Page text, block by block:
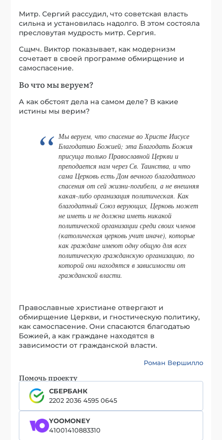
Митр. Сергий рассудил, что советская власть
сильна и установилась надолго. В этом состояла
пресловутая мудрость митр. Сергия.
Сщмч. Виктор показывает, как модернизм
сочетает в своей программе обмирщение и
самоспасение.
Во что мы веруем?
А как обстоят дела на самом деле? В какие
истины мы верим?
Мы веруем, что спасение во Христе Иисусе
Благодатию Божией; эта Благодать Божия
присуща только Православной Церкви и
преподается нам через Св. Таинства, и что
сама Церковь есть Дом вечного благодатного
спасения от сей жизни-погибели, а не внешняя
какая-либо организация политическая. Как
благодатный Союз верующих, Церковь может
не иметь и не должна иметь никакой
политической организации среди своих членов
(католическая церковь учит иначе), которые
как граждане имеют одну общую для всех
политическую гражданскую организацию, по
которой они находятся в зависимости от
гражданской власти.
Православные христиане отвергают и
обмирщение Церкви, и гностическую политику,
как самоспасение. Они спасаются благодатью
Божией, а как граждане находятся в
зависимости от гражданской власти.
Роман Вершилло
Помочь проекту
СБЕРБАНК
2202 2036 4595 0645
YOOMONEY
41001410883310